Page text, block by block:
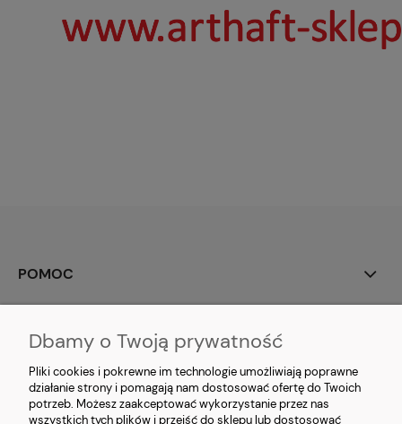
POMOC
MOJE KONTO
Dbamy o Twoją prywatność
Pliki cookies i pokrewne im technologie umożliwiają poprawne
działanie strony i pomagają nam dostosować ofertę do Twoich
potrzeb. Możesz zaakceptować wykorzystanie przez nas
wszystkich tych plików i przejść do sklepu lub dostosować